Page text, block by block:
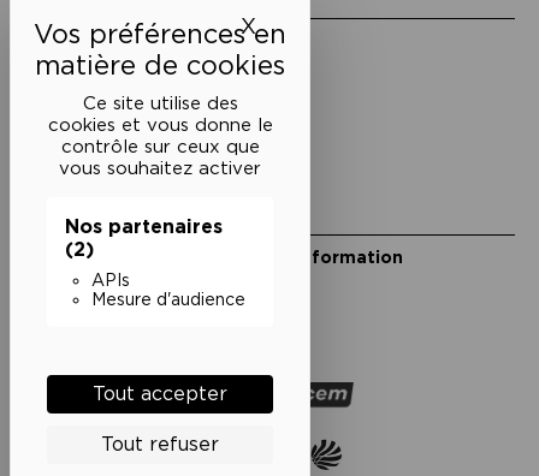
Ce site utilise des
cookies et vous donne le
contrôle sur ceux que
vous souhaitez activer
Nos partenaires
(2)
APIs
Mesure d'audience
Tout accepter
Tout refuser
XMasquer le bandeau des
Mentions légales
Politique de confidentialité
Conditions générales de vente
Cookies
Restons en lien
Inscrivez-vous à notre lettre d’information
Suivez-nous sur les réseaux